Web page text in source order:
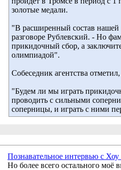
золотые медали.
"В расширенный состав нашей
разговоре Рублевский. - Но
прикидочный сбор, а
олимпиадой".
Собеседник агентства
"Будем ли мы играть
проводить с сильными
соперницы, и играть с ними
Познавательное интервью с
Но более всего остального моё